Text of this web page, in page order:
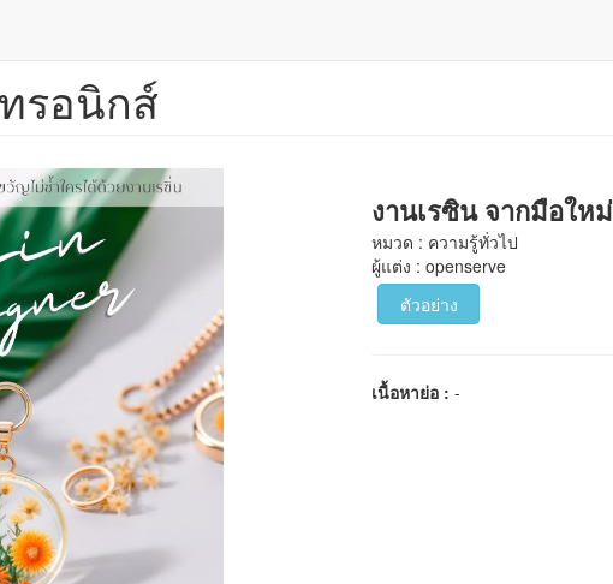
รอนิกส์
งานเรซิน จากมือให
หมวด : ความรู้ทั่วไป
ผู้แต่ง : openserve
ตัวอย่าง
เนื้อหาย่อ :-